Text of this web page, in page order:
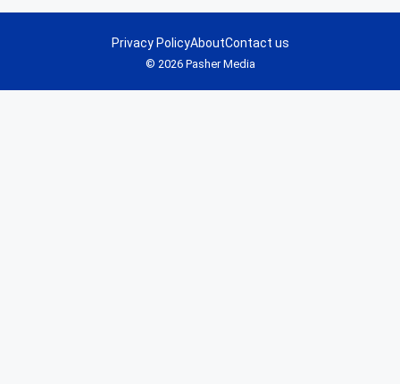
© 2026 Pasher Media
Privacy PolicyAboutContact us